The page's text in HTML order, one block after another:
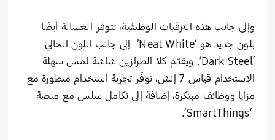
وإلى جانب هذه الترقيات الوظيفية، تتوفر الغسالة أيضًا
بلون جديد هو ‘Neat White’ إلى جانب اللون الحالي
‘Dark Steel’. ويقدّم كلا الطرازين شاشة لمس سهلة
الاستخدام قياس 7 إنش، توفّر تجربة استخدام متطورة مع
مزايا ووظائف مبتكرة، إضافة إلى تكامل سلس مع منصة
‘SmartThings’.